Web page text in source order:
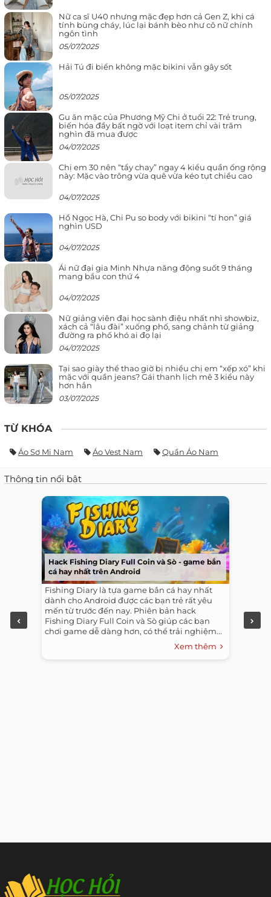
Nữ ca sĩ U40 nhưng mặc đẹp hơn cả Gen Z, khi cá
tính bùng cháy, lúc lại bánh bèo như cô nữ chính
ngôn tình
05/07/2025
Hải Tú đi biển không mặc bikini vẫn gây sốt
05/07/2025
Gu ăn mặc của Phương Mỹ Chi ở tuổi 22: Trẻ trung,
biến hóa đầy bất ngờ với loạt item chỉ vài trăm
nghìn đã mua được
04/07/2025
Chị em 30 nên “tẩy chay” ngay 4 kiểu quần ống rộng
này: Mặc vào trông vừa quê vừa kéo tụt chiều cao
04/07/2025
Hồ Ngọc Hà, Chi Pu so body với bikini “tí hon” giá
nghìn USD
04/07/2025
Ái nữ đại gia Minh Nhựa năng động suốt 9 tháng
mang bầu con thứ 4
04/07/2025
Nữ giảng viên đại học sành điệu nhất nhì showbiz,
xách cả “lâu đài” xuống phố, sang chảnh từ giảng
đường ra phố khó ai đọ lại
04/07/2025
Tại sao giày thể thao giờ bị nhiều chị em “xếp xó” khi
mặc với quần jeans? Gái thanh lịch mê 3 kiểu này
hơn hẳn
03/07/2025
TỪ KHÓA
Áo Sơ Mi Nam Áo Vest Nam Quần Áo Nam
Thông tin nổi bật
Hack Fishing Diary Full Coin và Sò - game bắn
cá hay nhất trên Android
Fishing Diary là tựa game bắn cá hay nhất
dành cho Android được các bạn trẻ rất yêu
mến từ trước đến nay. Phiên bản hack
Fishing Diary Full Coin và Sò giúp các bạn
chơi game dễ dàng hơn, có thể trải nghiệm...
Xem thêm